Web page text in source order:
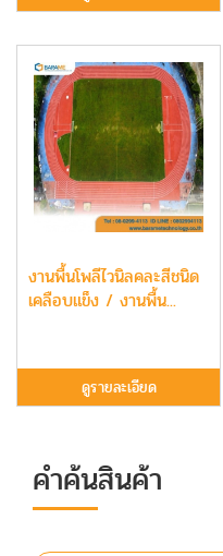
งานพื้นโพลีไวนิลคละสีชนิด
เคลือบแข็ง / งานพื้น...
ดูรายละเอียด
คำค้นสินค้า